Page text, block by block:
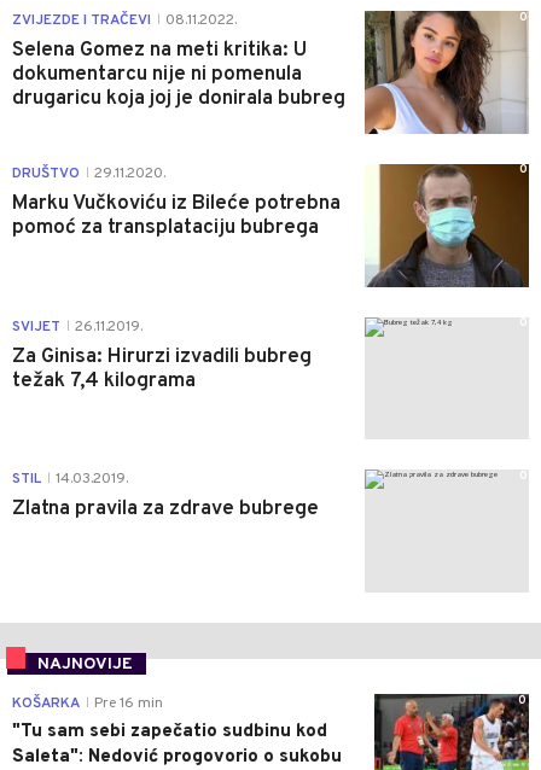
ZVIJEZDE I TRAČEVI 08.11.2022.
Selena Gomez na meti kritika: U
dokumentarcu nije ni pomenula
drugaricu koja joj je donirala bubreg
0
DRUŠTVO 29.11.2020.
Marku Vučkoviću iz Bileće potrebna
pomoć za transplataciju bubrega
0
SVIJET 26.11.2019.
Za Ginisa: Hirurzi izvadili bubreg
težak 7,4 kilograma
0
STIL 14.03.2019.
Zlatna pravila za zdrave bubrege
0
NAJNOVIJE
0
KOŠARKA Pre 16 min
"Tu sam sebi zapečatio sudbinu kod
Saleta": Nedović progovorio o sukobu